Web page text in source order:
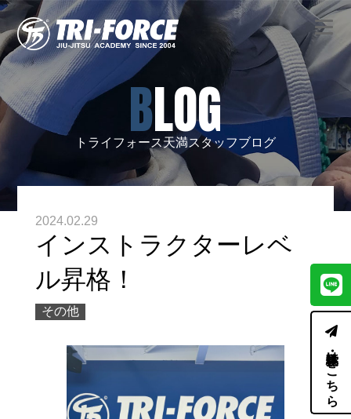
BLOG
トライフォース天満スタッフブログ
2024.02.29
インストラクターレベ
ル昇格！
その他
体験・見学はこちら